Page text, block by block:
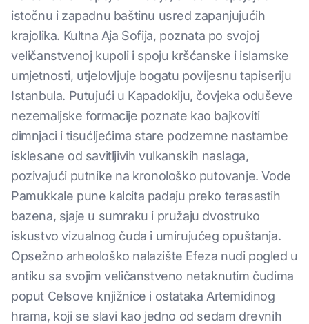
istočnu i zapadnu baštinu usred zapanjujućih
krajolika. Kultna Aja Sofija, poznata po svojoj
veličanstvenoj kupoli i spoju kršćanske i islamske
umjetnosti, utjelovljuje bogatu povijesnu tapiseriju
Istanbula. Putujući u Kapadokiju, čovjeka oduševe
nezemaljske formacije poznate kao bajkoviti
dimnjaci i tisućljećima stare podzemne nastambe
isklesane od savitljivih vulkanskih naslaga,
pozivajući putnike na kronološko putovanje. Vode
Pamukkale pune kalcita padaju preko terasastih
bazena, sjaje u sumraku i pružaju dvostruko
iskustvo vizualnog čuda i umirujućeg opuštanja.
Opsežno arheološko nalazište Efeza nudi pogled u
antiku sa svojim veličanstveno netaknutim čudima
poput Celsove knjižnice i ostataka Artemidinog
hrama, koji se slavi kao jedno od sedam drevnih